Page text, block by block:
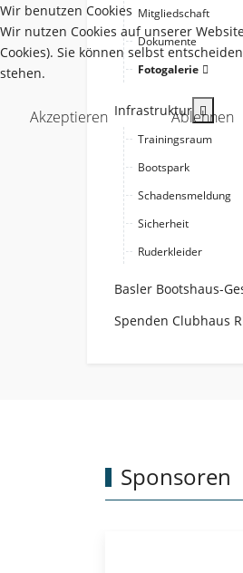
Mitgliedschaft
Dokumente
Fotogalerie
Infrastruktur
Trainingsraum
Bootspark
Schadensmeldung
Sicherheit
Ruderkleider
Basler Bootshaus-
Spenden Clubhaus
Sponsoren
Wir benutzen Cookies
Wir nutzen Cookies auf unserer
Cookies). Sie können selbst
stehen.
Akzeptieren Ablehnen